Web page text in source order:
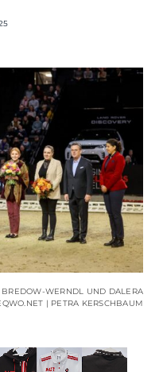
BREDOW-WERNDL UND DALERA
| PETRA KERSCHBAUM